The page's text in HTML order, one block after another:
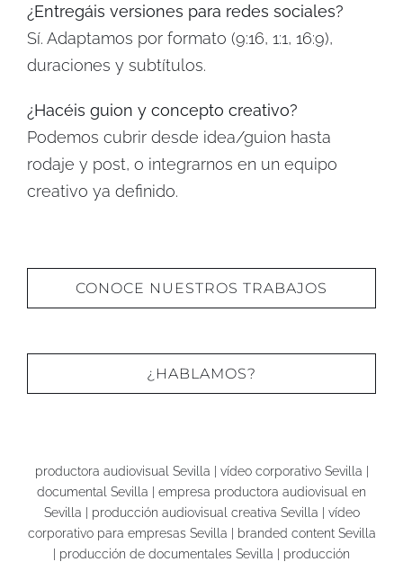
¿Entregáis versiones para redes sociales?
Sí. Adaptamos por formato (9:16, 1:1, 16:9),
duraciones y subtítulos.
¿Hacéis guion y concepto creativo?
Podemos cubrir desde idea/guion hasta
rodaje y post, o integrarnos en un equipo
creativo ya definido.
CONOCE NUESTROS TRABAJOS
¿HABLAMOS?
productora audiovisual Sevilla | vídeo corporativo Sevilla |
documental Sevilla | empresa productora audiovisual en
Sevilla | producción audiovisual creativa Sevilla | vídeo
corporativo para empresas Sevilla | branded content Sevilla
| producción de documentales Sevilla | producción